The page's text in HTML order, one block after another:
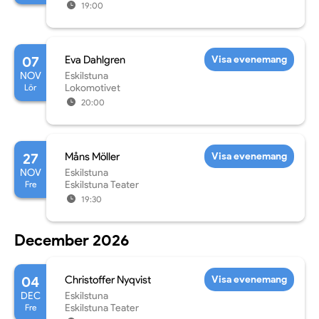
19:00
07
NOV
Lör
Eva Dahlgren
Eskilstuna
Lokomotivet
20:00
Visa evenemang
27
NOV
Fre
Måns Möller
Eskilstuna
Eskilstuna Teater
19:30
Visa evenemang
December 2026
04
DEC
Fre
Christoffer Nyqvist
Eskilstuna
Eskilstuna Teater
Visa evenemang